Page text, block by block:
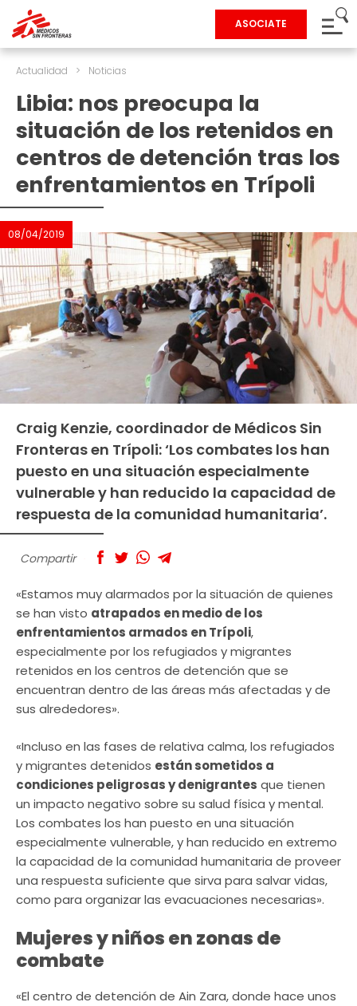
ASOCIATE
Actualidad > Noticias
Libia: nos preocupa la
situación de los retenidos en
centros de detención tras los
enfrentamientos en Trípoli
08/04/2019
Craig Kenzie, coordinador de Médicos Sin
Fronteras en Trípoli: ‘Los combates los han
puesto en una situación especialmente
vulnerable y han reducido la capacidad de
respuesta de la comunidad humanitaria’.
Compartir
«Estamos muy alarmados por la situación de quienes
se han visto atrapados en medio de los
enfrentamientos armados en Trípoli,
especialmente por los refugiados y migrantes
retenidos en los centros de detención que se
encuentran dentro de las áreas más afectadas y de
sus alrededores».
«Incluso en las fases de relativa calma, los refugiados
y migrantes detenidos están sometidos a
condiciones peligrosas y denigrantes que tienen
un impacto negativo sobre su salud física y mental.
Los combates los han puesto en una situación
especialmente vulnerable, y han reducido en extremo
la capacidad de la comunidad humanitaria de proveer
una respuesta suficiente que sirva para salvar vidas,
como para organizar las evacuaciones necesarias».
Mujeres y niños en zonas de
combate
«El centro de detención de Ain Zara, donde hace unos